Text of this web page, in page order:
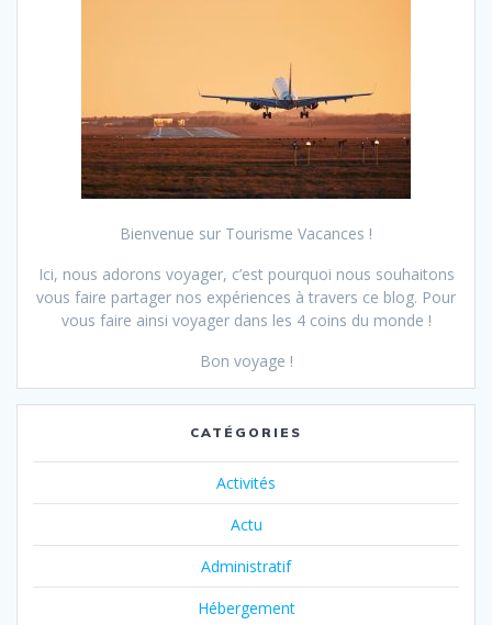
Bienvenue sur Tourisme Vacances !
Ici, nous adorons voyager, c’est pourquoi nous souhaitons
vous faire partager nos expériences à travers ce blog. Pour
vous faire ainsi voyager dans les 4 coins du monde !
Bon voyage !
CATÉGORIES
Activités
Actu
Administratif
Hébergement